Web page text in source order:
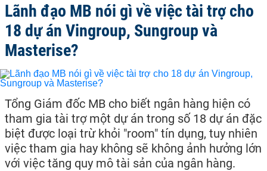
Lãnh đạo MB nói gì về việc tài trợ cho
18 dự án Vingroup, Sungroup và
Masterise?
Tổng Giám đốc MB cho biết ngân hàng hiện có
tham gia tài trợ một dự án trong số 18 dự án đặc
biệt được loại trừ khỏi "room" tín dụng, tuy nhiên
việc tham gia hay không sẽ không ảnh hưởng lớn
với việc tăng quy mô tài sản của ngân hàng.